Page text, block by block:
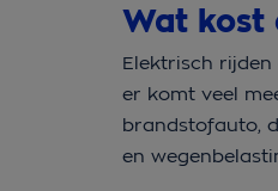
Wat kost
Elektrisch
er komt veel
brandstofauto,
en